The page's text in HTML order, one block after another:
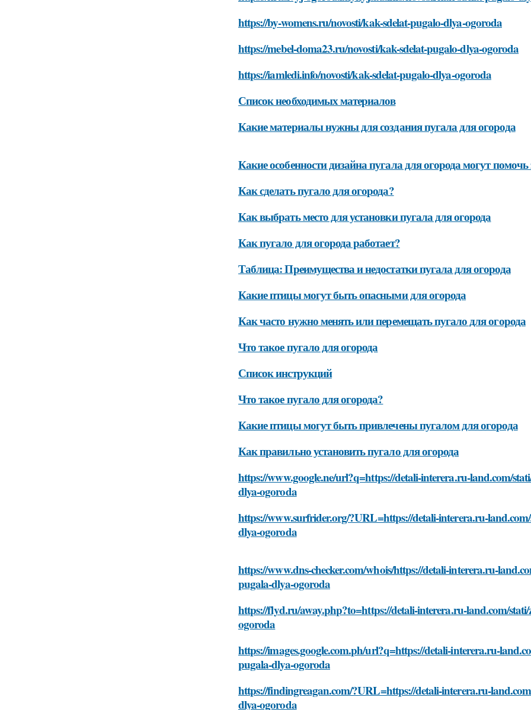
https://by-womens.ru/novosti/kak-sdelat-pugalo-dlya-ogoroda
https://mebel-doma23.ru/novosti/kak-sdelat-pugalo-dlya-ogoroda
https://iamledi.info/novosti/kak-sdelat-pugalo-dlya-ogoroda
Список необходимых материалов
Какие материалы нужны для создания пугала для огорода
Какие особенности дизайна пугала для огорода могут
Как сделать пугало для огорода?
Как выбрать место для установки пугала для огорода
Как пугало для огорода работает?
Таблица: Преимущества и недостатки пугала для огорода
Какие птицы могут быть опасными для огорода
Как часто нужно менять или перемещать пугало для огорода
Что такое пугало для огорода
Список инструкций
Что такое пугало для огорода?
Какие птицы могут быть привлечены пугалом для огорода
Как правильно установить пугало для огорода
https://www.google.ne/url?q=https://detali-interera.ru-land.com/
dlya-ogoroda
https://www.surfrider.org/?URL=https://detali-interera.ru-
dlya-ogoroda
https://www.dns-checker.com/whois/https://detali-interera.ru-
pugala-dlya-ogoroda
https://flyd.ru/away.php?to=https://detali-interera.ru-land.com/
ogoroda
https://images.google.com.ph/url?q=https://detali-interera.ru-
pugala-dlya-ogoroda
https://findingreagan.com/?URL=https://detali-interera.ru-
dlya-ogoroda